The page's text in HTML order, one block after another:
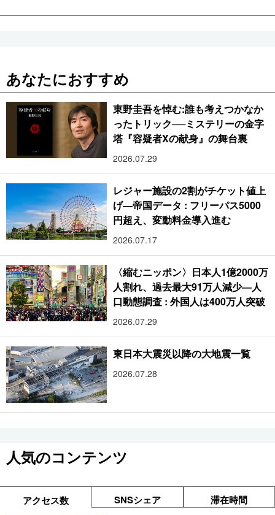
あなたにおすすめ
東野圭吾を悼む:誰も考えつかなか
ったトリック──ミステリーの金字
塔『容疑者Xの献身』の舞台裏
2026.07.29
レジャー施設の2割がチケット値上
げ―帝国データ : フリーパス5000
円超え、変動料金導入進む
2026.07.17
〈縮むニッポン〉日本人1億2000万
人割れ、過去最大91万人減少―人
口動態調査 : 外国人は400万人突破
2026.07.29
東日本大震災以降の大地震一覧
2026.07.28
人気のコンテンツ
アクセス数 SNSシェア 滞在時間